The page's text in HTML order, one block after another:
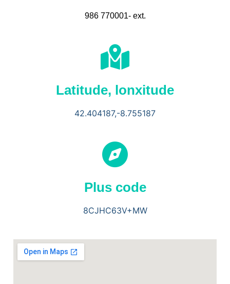
986 770001- ext.
Latitude, lonxitude
42.404187,-8.755187
Plus code
8CJHC63V+MW